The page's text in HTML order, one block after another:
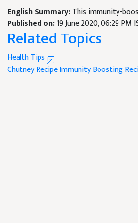
English Summary:This immunity-
Published on:19 June 2020, 06:29 PM
Related Topics
Health Tips
Chutney RecipeImmunity Boosting